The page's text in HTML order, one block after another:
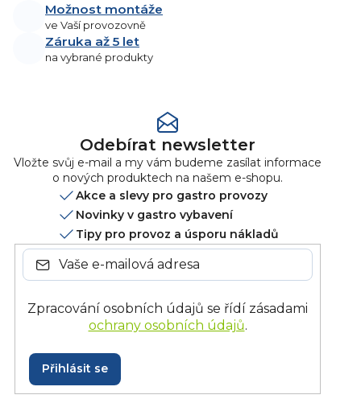
Možnost montáže
ve Vaší provozovně
Záruka až 5 let
na vybrané produkty
Odebírat newsletter
Vložte svůj e-mail a my vám budeme zasílat informace
o nových produktech na našem e-shopu.
Akce a slevy pro gastro provozy
Novinky v gastro vybavení
Tipy pro provoz a úsporu nákladů
Zpracování osobních údajů se řídí zásadami
ochrany osobních údajů.
Přihlásit se